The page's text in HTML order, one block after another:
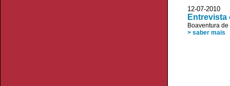
12-07-
Entrevista
Boaventura
> saber mais